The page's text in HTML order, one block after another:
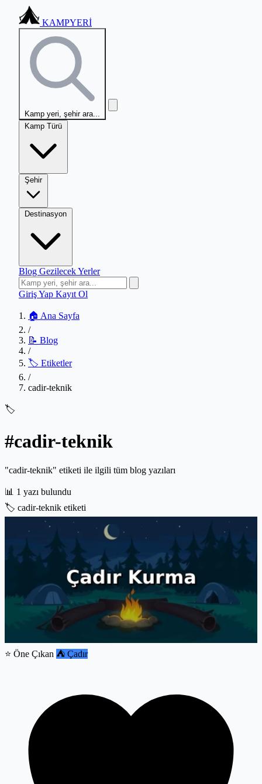
KAMPYERİ
Kamp yeri, şehir ara...
Kamp Türü
Şehir
Destinasyon
Blog Gezilecek Yerler
Giriş Yap Kayıt Ol
🏠 Ana Sayfa
/
📝 Blog
/
🏷️ Etiketler
/
cadir-teknik
🏷️
#cadir-teknik
"cadir-teknik" etiketi ile ilgili tüm blog yazıları
📊 1 yazı bulundu
🏷️ cadir-teknik etiketi
⭐ Öne Çıkan ⛺ Çadır